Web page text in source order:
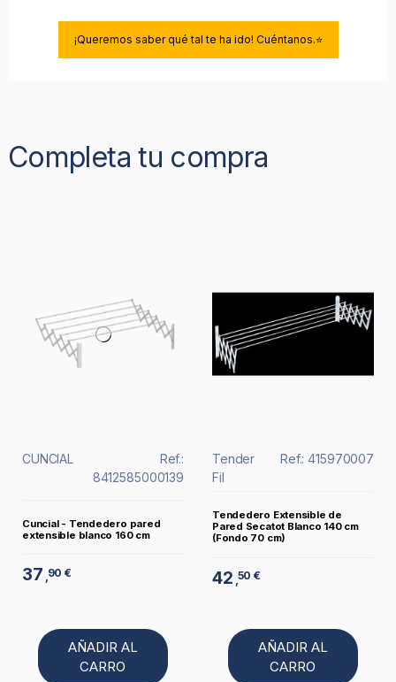
¡Queremos saber qué tal te ha ido! Cuéntanos.⭐
Completa tu compra
CUNCIAL
Ref.:
8412585000139
Cuncial - Tendedero pared
extensible blanco 160 cm
37 ,90 €
AÑADIR AL
CARRO
Tender
Fil
Ref.: 415970007
Tendedero Extensible de
Pared Secatot Blanco 140 cm
(Fondo 70 cm)
42 ,50 €
AÑADIR AL
CARRO